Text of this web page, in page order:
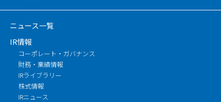
ニュース一覧
IR情報
コーポレート・ガバナンス
財務・業績情報
IRライブラリー
株式情報
IRニュース